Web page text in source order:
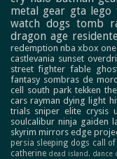
metal gear gta lego
watch dogs tomb
dragon age
redemption nba xbox one
castlevania sunset
street fighter fable
fantasy sombras de
cell
south park tekken
cars rayman dying light
trials sniper elite crysis
soulcalibur ninja gaiden
skyrim mirrors edge
persia sleeping dogs call of
catherine dead island. dance